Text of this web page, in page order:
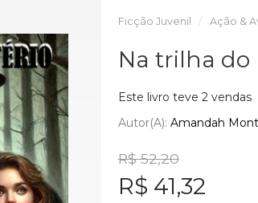
Ficção Juvenil Ação &
Na trilha do
Este livro teve 2 vendas
Autor(a): Amandah
R$ 52,20
R$ 41,32